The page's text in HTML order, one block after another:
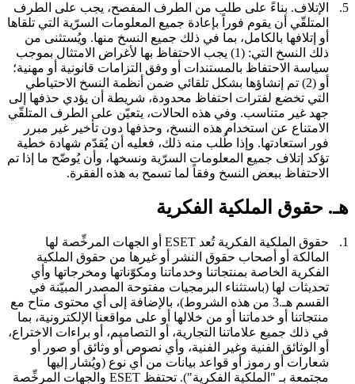
5. الإتلاف. بناءً على طلب من الطرف المفصح، يجب على الطرف
المتلقّي أن يقوم فوراً بإعادة جميع المعلومات السرّية التي تلقاها
أو إتلافها بالكامل، بما في ذلك جميع النسخ منها. ويُستثنى من
ذلك النسخ التي: (1) يجب الاحتفاظ بها لأغراض الامتثال بموجب
سياسة الاحتفاظ بالمستندات أو وفق التزامات قانونية أو مهنية؛
أو (2) تم إنشاؤها بشكل تلقائي ضمن أنظمة النسخ الاحتياطي
التي تخضع لفترات احتفاظ محدودة، شريطة أن يؤدي حذفها إلى
جهد غير متناسب. وفي هذه الحالات، يتعيّن على الطرف المتلقّي
الامتناع عن استخدام هذه النسخ، وحذفها دون تأخير غير مبرر
فور استعادتها. وإذا طُلب منه ذلك، فعليه أن يُقدّم شهادة خطية
تؤكد إتلاف جميع المعلومات السرّية ونسخها، وأن يُوضّح ما إذا تم
الاحتفاظ ببعض النسخ وفقاً لما تسمح به هذه الفقرة.
هـ. حقوق الملكية الفكرية
1. حقوق الملكية الفكرية
تُعد ESET أو الجهات المرخِّصة لها
المالكة أو أصحاب حقوق النشر أو غيرها من حقوق الملكية
الفكرية الخاصة بمنتجاتنا وخدماتنا ومكوّناتها ومخرجاتها وأي
تحديثات لها (باستثناء البرمجيات مفتوحة المصدر المبيّنة في
القسم هـ.3 من هذه الشروط)، بالإضافة إلى أي محتوى متاح مع
منتجاتنا أو خدماتنا أو من خلالها أو على مواقعنا الإلكترونية، بما
في ذلك جميع علاماتنا التجارية، أو التصاميم، أو براءات الاختراع،
أو الوثائق الفنية وغير الفنية، وأي نصوص أو وثائق أو صور أو
شعارات أو رموز أو قواعد بيانات من أي نوع (ويُشار إليها
مجتمعة بـ "الملكية الفكرية"). تحتفظ ESET والجهات المرخِّصة